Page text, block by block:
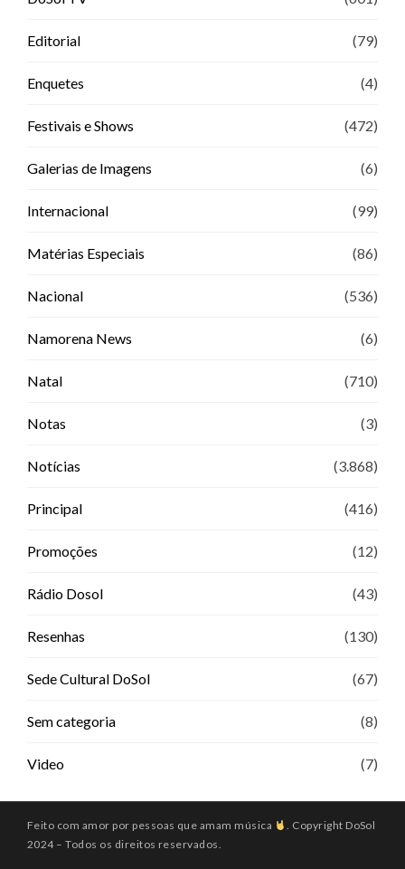
Editorial (79)
Enquetes (4)
Festivais e Shows (472)
Galerias de Imagens (6)
Internacional (99)
Matérias Especiais (86)
Nacional (536)
Namorena News (6)
Natal (710)
Notas (3)
Notícias (3.868)
Principal (416)
Promoções (12)
Rádio Dosol (43)
Resenhas (130)
Sede Cultural DoSol (67)
Sem categoria (8)
Video (7)
Feito com amor por pessoas que amam música
. Copyright DoSol
2024 – Todos os direitos reservados.